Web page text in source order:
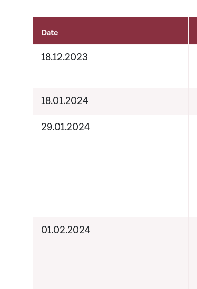
Activités sur le dossier
Date
18.12.2023
18.01.2024
29.01.2024
01.02.2024